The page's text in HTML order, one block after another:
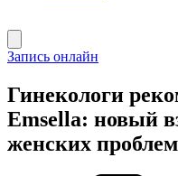
Запись онлайн
Гинекологи
Emsella: новый
женских